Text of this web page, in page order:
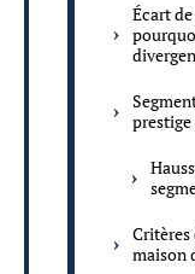
Écart
prestige
Critères
maison